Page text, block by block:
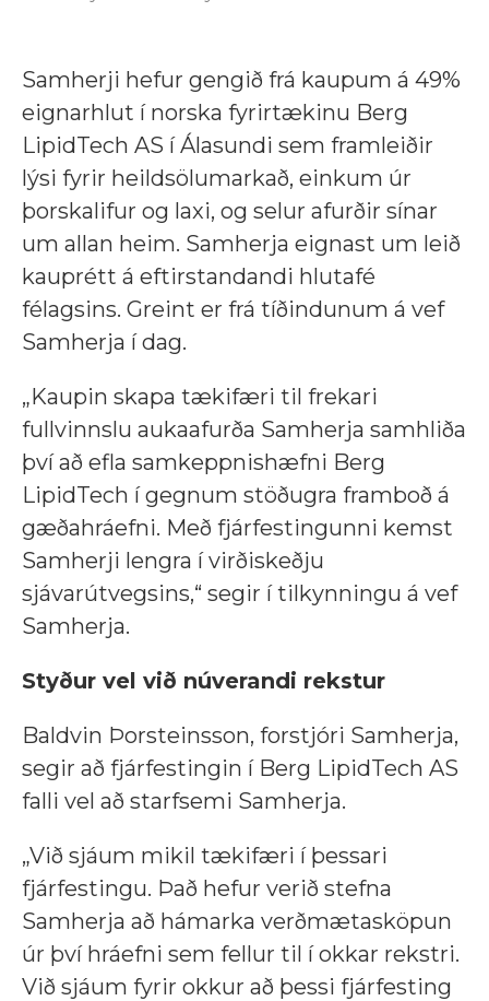
Samherji hefur gengið frá kaupum á 49%
eignarhlut í norska fyrirtækinu Berg
LipidTech AS í Álasundi sem framleiðir
lýsi fyrir heildsölumarkað, einkum úr
þorskalifur og laxi, og selur afurðir sínar
um allan heim. Samherja eignast um leið
kauprétt á eftirstandandi hlutafé
félagsins. Greint er frá tíðindunum á vef
Samherja í dag.
„Kaupin skapa tækifæri til frekari
fullvinnslu aukaafurða Samherja samhliða
því að efla samkeppnishæfni Berg
LipidTech í gegnum stöðugra framboð á
gæðahráefni. Með fjárfestingunni kemst
Samherji lengra í virðiskeðju
sjávarútvegsins,“ segir í tilkynningu á vef
Samherja.
Styður vel við núverandi rekstur
Baldvin Þorsteinsson, forstjóri Samherja,
segir að fjárfestingin í Berg LipidTech AS
falli vel að starfsemi Samherja.
„Við sjáum mikil tækifæri í þessari
fjárfestingu. Það hefur verið stefna
Samherja að hámarka verðmætasköpun
úr því hráefni sem fellur til í okkar rekstri.
Við sjáum fyrir okkur að þessi fjárfesting